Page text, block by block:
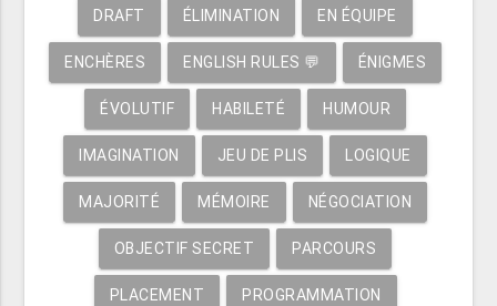
DRAFT ÉLIMINATION EN ÉQUIPE
ENCHÈRES ENGLISH RULES 💬 ÉNIGMES
ÉVOLUTIF HABILETÉ HUMOUR
IMAGINATION JEU DE PLIS LOGIQUE
MAJORITÉ MÉMOIRE NÉGOCIATION
OBJECTIF SECRET PARCOURS
PLACEMENT PROGRAMMATION